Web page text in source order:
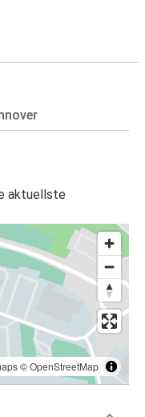
aktuellste
©OpenStreetMap